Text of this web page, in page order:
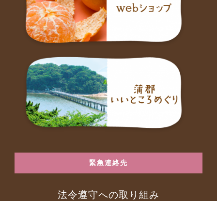
緊急連絡先
法令遵守への取り組み